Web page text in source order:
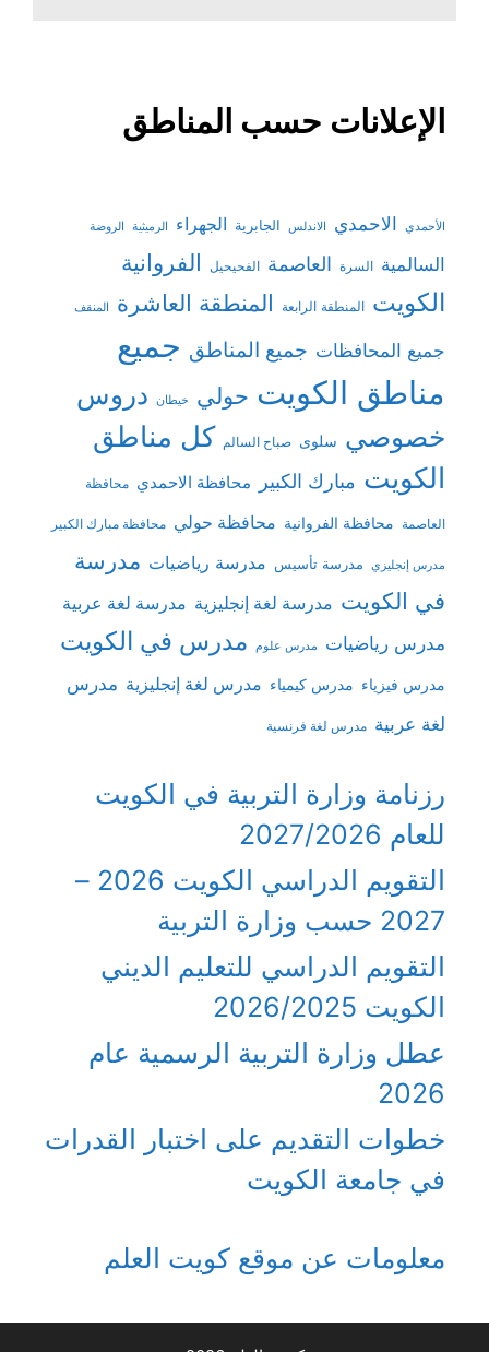
الإعلانات حسب المناطق
الأحمدي الاحمدي الاندلس الجابرية الجهراء الرميثية الروضة
السالمية السرة العاصمة الفحيحيل الفروانية
الكويت المنطقة الرابعة المنطقة العاشرة المنقف
جميع المحافظات جميع المناطق جميع
مناطق الكويت حولي خيطان دروس
خصوصي سلوى صباح السالم كل مناطق
الكويت مبارك الكبير محافظة الاحمدي محافظة
العاصمة محافظة الفروانية محافظة حولي محافظة مبارك الكبير
مدرس إنجليزي مدرسة تأسيس مدرسة رياضيات مدرسة
في الكويت مدرسة لغة إنجليزية مدرسة لغة عربية
مدرس رياضيات مدرس علوم مدرس في الكويت
مدرس فيزياء مدرس كيمياء مدرس لغة إنجليزية مدرس
لغة عربية مدرس لغة فرنسية
رزنامة وزارة التربية في الكويت
للعام 2027/2026
التقويم الدراسي الكويت 2026 –
2027 حسب وزارة التربية
التقويم الدراسي للتعليم الديني
الكويت 2026/2025
عطل وزارة التربية الرسمية عام
2026
خطوات التقديم على اختبار القدرات
في جامعة الكويت
معلومات عن موقع كويت العلم